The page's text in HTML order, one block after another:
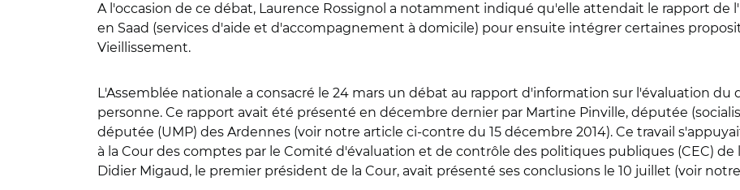
A l'occasion de ce débat, Laurence Rossignol a notamment indiqué qu'elle attendait le rapport de
en Saad (services d'aide et d'accompagnement à domicile) pour ensuite intégrer certaines
Vieillissement.
L'Assemblée nationale a consacré le 24 mars un débat au rapport d'information sur l'évaluation du
personne. Ce rapport avait été présenté en décembre dernier par Martine Pinville, députée
députée (UMP) des Ardennes (voir notre article ci-contre du 15 décembre 2014). Ce travail
à la Cour des comptes par le Comité d'évaluation et de contrôle des politiques publiques (CEC) de
Didier Migaud, le premier président de la Cour, avait présenté ses conclusions le 10 juillet (voir